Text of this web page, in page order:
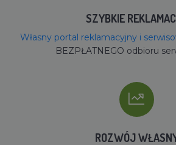
SZYBKIE
Własny portal reklamacyjny i
BEZPŁATNEGO odbioru
ROZWÓJ